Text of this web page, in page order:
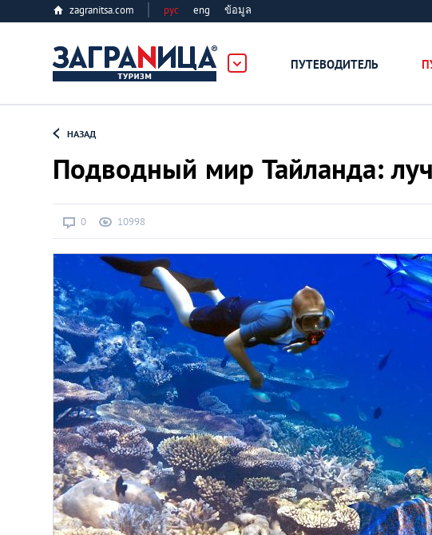
zagranitsa.com рус eng ข้อมูล
ПУТЕВОДИТЕЛЬ
Алматы
Астана
Афины
Киев
Лондон
Лос-Анджелес
Москва
НАЗАД
Подводный мир Тайланда:
0 10998